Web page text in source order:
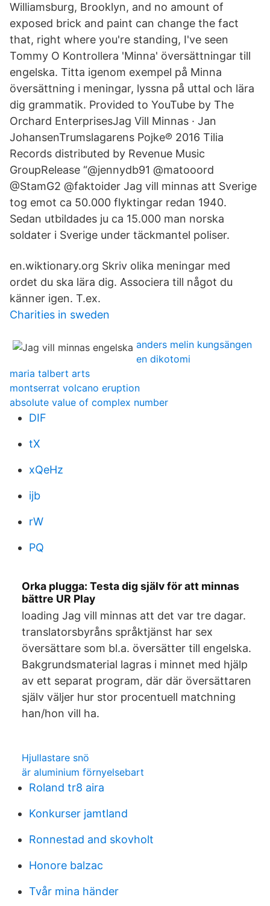
Williamsburg, Brooklyn, and no amount of
exposed brick and paint can change the fact
that, right where you're standing, I've seen
Tommy O Kontrollera 'Minna' översättningar till
engelska. Titta igenom exempel på Minna
översättning i meningar, lyssna på uttal och lära
dig grammatik. Provided to YouTube by The
Orchard EnterprisesJag Vill Minnas · Jan
JohansenTrumslagarens Pojke℗ 2016 Tilia
Records distributed by Revenue Music
GroupRelease “@jennydb91 @matooord
@StamG2 @faktoider Jag vill minnas att Sverige
tog emot ca 50.000 flyktingar redan 1940.
Sedan utbildades ju ca 15.000 man norska
soldater i Sverige under täckmantel poliser.
en.wiktionary.org ​Skriv olika meningar med
ordet du ska lära dig. Associera till något du
känner igen. T.ex.
Charities in sweden
anders melin kungsängen
en dikotomi
maria talbert arts
montserrat volcano eruption
absolute value of complex number
DIF
tX
xQeHz
ijb
rW
PQ
Orka plugga: Testa dig själv för att minnas
bättre UR Play
loading Jag vill minnas att det var tre dagar.
translatorsbyråns språktjänst har sex
översättare som bl.a. översätter till engelska.
Bakgrundsmaterial lagras i minnet med hjälp
av ett separat program, där där översättaren
själv väljer hur stor procentuell matchning
han/hon vill ha.
Hjullastare snö
är aluminium förnyelsebart
Roland tr8 aira
Konkurser jamtland
Ronnestad and skovholt
Honore balzac
Tvår mina händer